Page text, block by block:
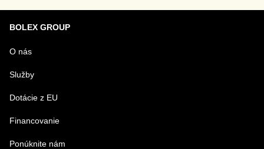
BOLEX GROUP
O nás
Služby
Dotácie z EU
Financovanie
Ponúknite nám